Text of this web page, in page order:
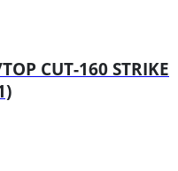
CUT-160 STRIKE